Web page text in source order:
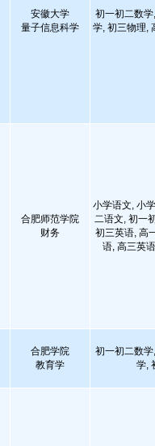
安徽大学
量子信息科学
初一初二数
学, 初三物理,
合肥师范学院
财务
小学语文, 小
二语文, 初一
初三英语, 高
语, 高三英
合肥学院
教育学
初一初二数
学,